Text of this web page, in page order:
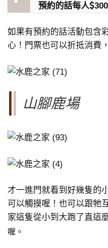
預約的話每人
如果有預約的話活動包含
心！門票也可以折抵消費
山腳鹿場
才一進門就看到好幾隻的
可以觸摸喔！也可以跟牠
家這隻從小到大跑了直這
喔。